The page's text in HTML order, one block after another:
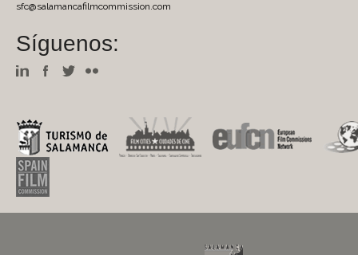
sfc@salamancafilmcommission.com
Síguenos: